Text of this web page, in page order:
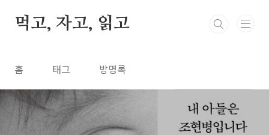
먹고, 자고, 읽고
홈 태그 방명록